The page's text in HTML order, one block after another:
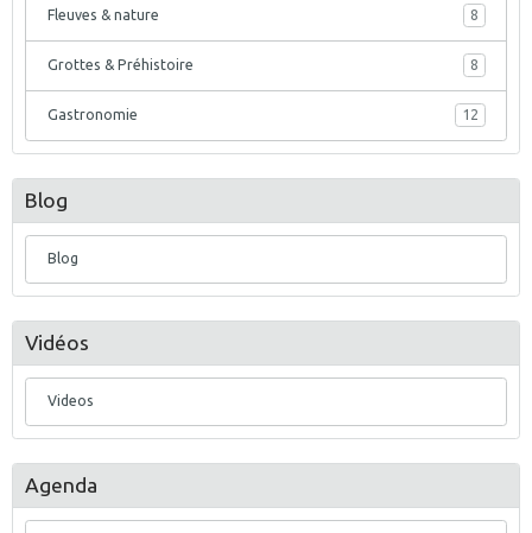
Fleuves & nature 8
Grottes & Préhistoire 8
Gastronomie 12
Blog
Blog
Vidéos
Videos
Agenda